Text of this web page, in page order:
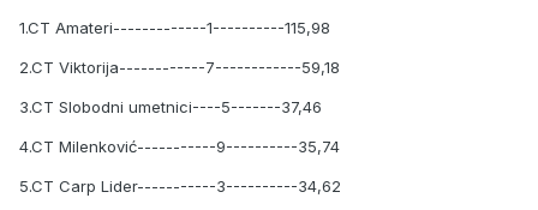
1.CT Amateri-------------1----------115,98
2.CT Viktorija------------7------------59,18
3.CT Slobodni umetnici----5-------37,46
4.CT Milenković-----------9----------35,74
5.CT Carp Lider-----------3----------34,62